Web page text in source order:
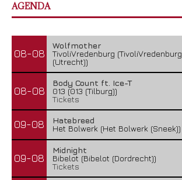
AGENDA
08-08
Wolfmother
TivoliVredenburg (TivoliVredenburg
(Utrecht))
08-08
Body Count ft. Ice-T
013 (013 (Tilburg))
Tickets
09-08
Hatebreed
Het Bolwerk (Het Bolwerk (Sneek))
09-08
Midnight
Bibelot (Bibelot (Dordrecht))
Tickets